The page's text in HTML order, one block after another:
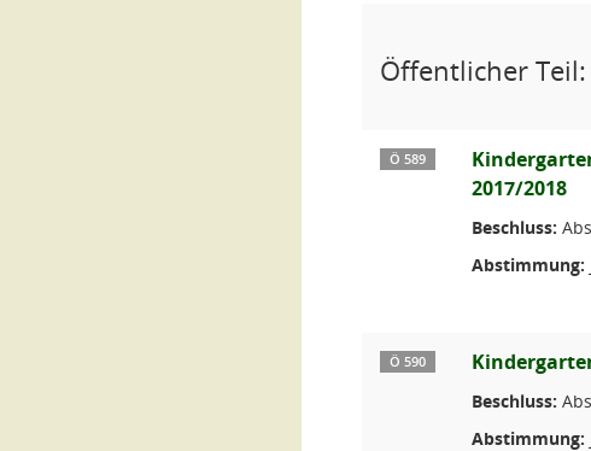
Öffentlicher
Ö 589
2017/2018
Beschluss:
Abstimmung:
Ö 590
Beschluss:
Abstimmung: